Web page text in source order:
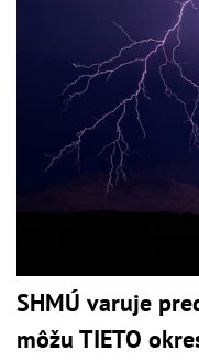
SHMÚ varuje
môžu TIETO